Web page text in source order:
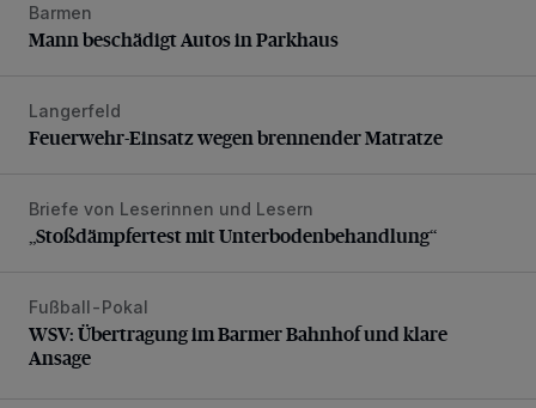
Mann beschädigt Autos in Parkhaus
Barmen
Mann beschädigt Autos in Parkhaus
Feuerwehr-Einsatz wegen brennender Matratze
Langerfeld
Feuerwehr-Einsatz wegen brennender Matratze
„Stoßdämpfertest mit Unterbodenbehandlung“
Briefe von Leserinnen und Lesern
„Stoßdämpfertest mit Unterbodenbehandlung“
WSV: Übertragung im Barmer Bahnhof und klare Ansage
Fußball-Pokal
WSV: Übertragung im Barmer Bahnhof und klare
Ansage